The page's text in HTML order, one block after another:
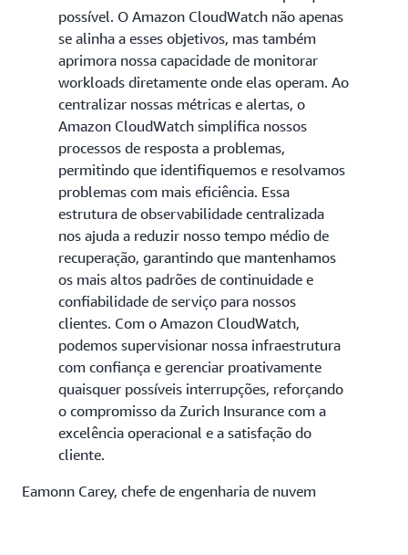
possível. O Amazon CloudWatch não apenas
se alinha a esses objetivos, mas também
aprimora nossa capacidade de monitorar
workloads diretamente onde elas operam. Ao
centralizar nossas métricas e alertas, o
Amazon CloudWatch simplifica nossos
processos de resposta a problemas,
permitindo que identifiquemos e resolvamos
problemas com mais eficiência. Essa
estrutura de observabilidade centralizada
nos ajuda a reduzir nosso tempo médio de
recuperação, garantindo que mantenhamos
os mais altos padrões de continuidade e
confiabilidade de serviço para nossos
clientes. Com o Amazon CloudWatch,
podemos supervisionar nossa infraestrutura
com confiança e gerenciar proativamente
quaisquer possíveis interrupções, reforçando
o compromisso da Zurich Insurance com a
excelência operacional e a satisfação do
cliente.
Eamonn Carey, chefe de engenharia de nuvem